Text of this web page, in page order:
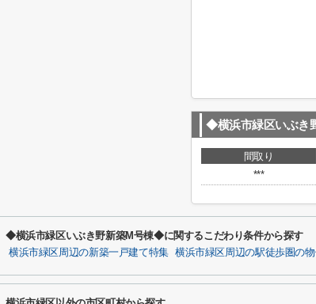
◆横浜市緑区いぶき
間取り
***
◆横浜市緑区いぶき野新築M号棟◆に関するこだわり条件から探す
横浜市緑区周辺の新築一戸建て特集 横浜市緑区周辺の駅徒歩圏の